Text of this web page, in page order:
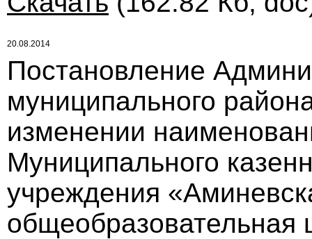
20.08.2014
Постановление
муниципального
изменении
Муниципального
учреждения
общеобразовательная